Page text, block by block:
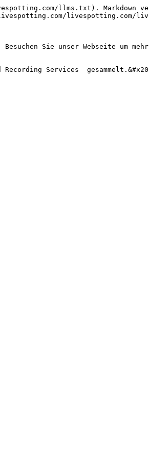
llms.txt). Markdown
livespotting.com/
Sie unser Webseite um
Services